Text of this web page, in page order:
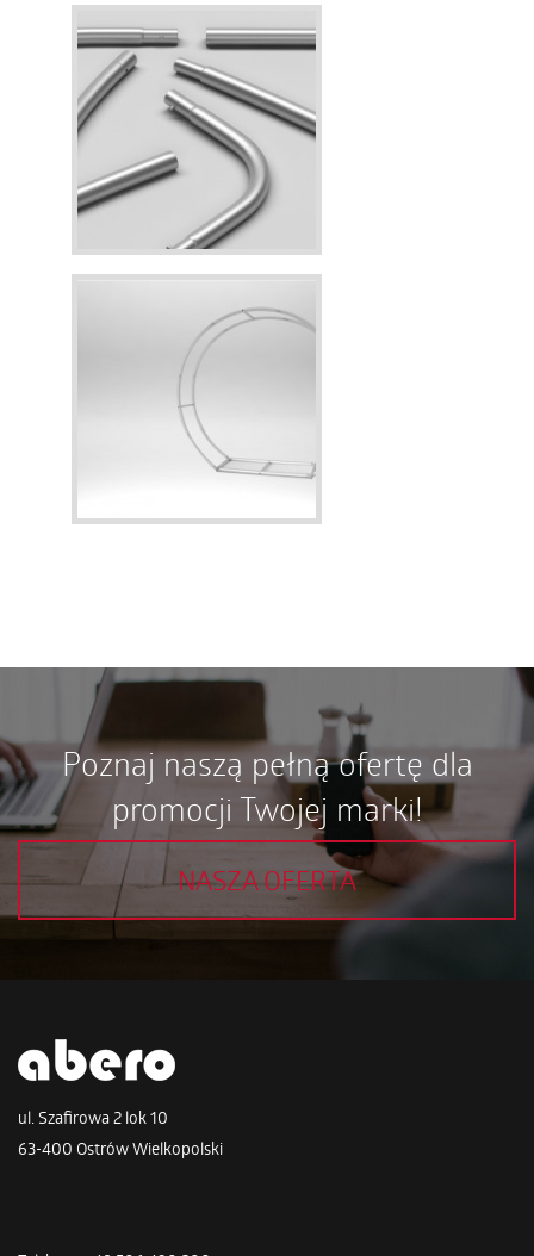
Poznaj naszą pełną ofertę dla
promocji Twojej marki!
NASZA OFERTA
ul. Szafirowa 2 lok 10
63-400 Ostrów Wielkopolski